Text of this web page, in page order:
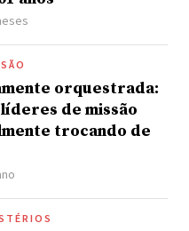
orquestrada:
de missão
trocando de